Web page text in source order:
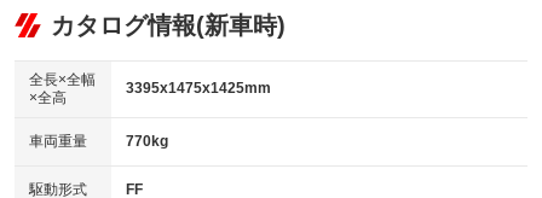
リフトアップ
：装備なし
：装備なし
パワーウィンドウ
アイドリングストップ
：装備なし
USB入力端子
ビジュアル
：装備なし
：装備なし
革シート
キーレス
カタログ情報(新車時)
全長×全幅
×全高
3395x1475x1425mm
車両重量 770kg
駆動形式 FF